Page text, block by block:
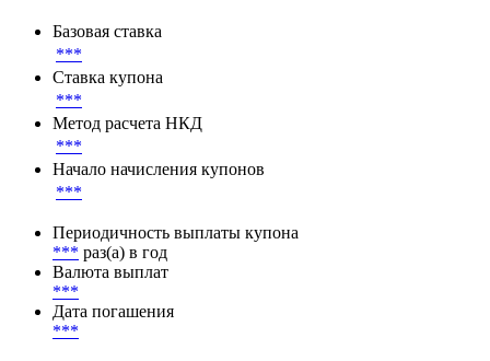
Базовая ставка
***
Ставка купона
***
Метод расчета НКД
***
Начало начисления купонов
***
Периодичность выплаты купона
*** раз(а) в год
Валюта выплат
***
Дата погашения
***